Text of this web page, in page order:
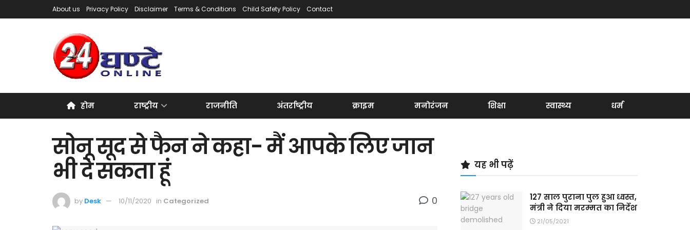
About us Privacy Policy Disclaimer Terms & Conditions Child Safety Policy Contact
होम राष्ट्रीय राजनीति अंतर्राष्ट्रीय क्राइम मनोरंजन शिक्षा स्वास्थ्य धर्म
सोनू सूद से फैन ने कहा- मैं आपके लिए जान
भी दे सकता हूं
by Desk 10/11/2020 in Categorized 0
यह भी पढ़ें
127 साल पुराना पुल हुआ ध्वस्त,
मंत्री ने दिया मरम्मत का निर्देश
21/05/2021